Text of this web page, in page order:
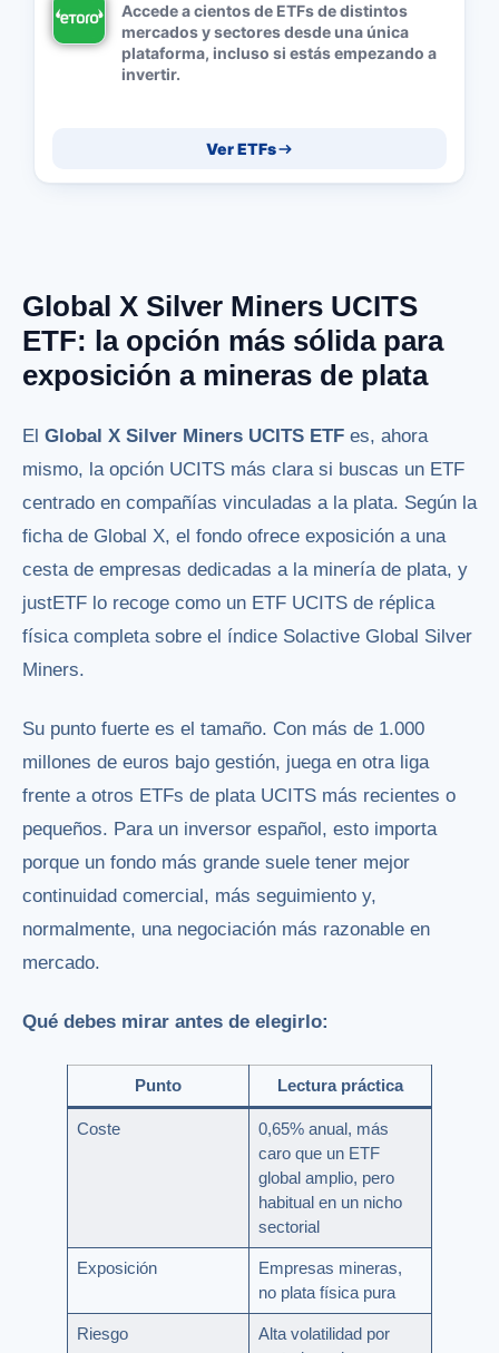
Accede a cientos de ETFs de distintos
mercados y sectores desde una única
plataforma, incluso si estás empezando a
invertir.
Ver ETFs
Global X Silver Miners UCITS
ETF: la opción más sólida para
exposición a mineras de plata
El Global X Silver Miners UCITS ETF es, ahora
mismo, la opción UCITS más clara si buscas un ETF
centrado en compañías vinculadas a la plata. Según la
ficha de Global X, el fondo ofrece exposición a una
cesta de empresas dedicadas a la minería de plata, y
justETF lo recoge como un ETF UCITS de réplica
física completa sobre el índice Solactive Global Silver
Miners.
Su punto fuerte es el tamaño. Con más de 1.000
millones de euros bajo gestión, juega en otra liga
frente a otros ETFs de plata UCITS más recientes o
pequeños. Para un inversor español, esto importa
porque un fondo más grande suele tener mejor
continuidad comercial, más seguimiento y,
normalmente, una negociación más razonable en
mercado.
Qué debes mirar antes de elegirlo:
Punto Lectura práctica
Coste
0,65% anual, más
caro que un ETF
global amplio, pero
habitual en un nicho
sectorial
Exposición
Empresas mineras,
no plata física pura
Riesgo
Alta volatilidad por